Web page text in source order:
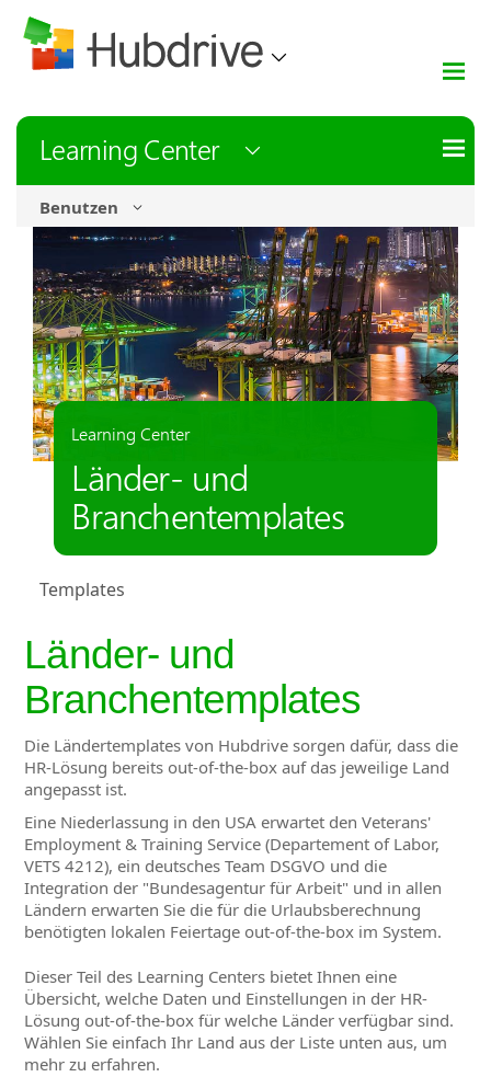
Learning Center
Benutzen
Learning Center
Länder- und
Branchentemplates
Templates
Länder- und
Branchentemplates
Die Ländertemplates von Hubdrive sorgen dafür, dass die
HR-Lösung bereits out-of-the-box auf das jeweilige Land
angepasst ist.
Eine Niederlassung in den USA erwartet den Veterans'
Employment & Training Service (Departement of Labor,
VETS 4212), ein deutsches Team DSGVO und die
Integration der "Bundesagentur für Arbeit" und in allen
Ländern erwarten Sie die für die Urlaubsberechnung
benötigten lokalen Feiertage out-of-the-box im System.
Dieser Teil des Learning Centers bietet Ihnen eine
Übersicht, welche Daten und Einstellungen in der HR-
Lösung out-of-the-box für welche Länder verfügbar sind.
Wählen Sie einfach Ihr Land aus der Liste unten aus, um
mehr zu erfahren.